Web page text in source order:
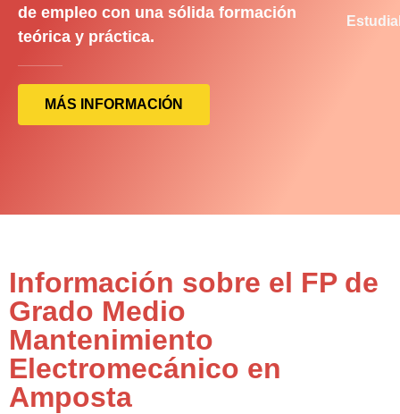
de empleo con una sólida formación
teórica y práctica.
MÁS INFORMACIÓN
Información sobre el FP de
Grado Medio
Mantenimiento
Electromecánico en
Amposta